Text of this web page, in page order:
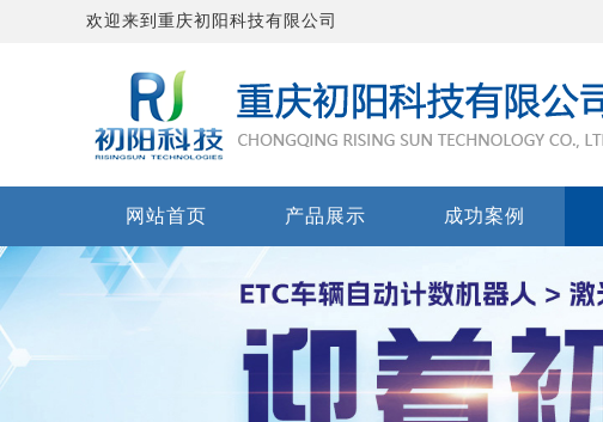
欢迎来到重庆初阳科技有限公司
网站首页 产品展示 成功案例